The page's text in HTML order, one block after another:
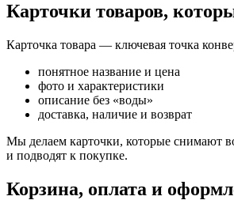
Карточки товаров,
Карточка товара — ключевая точка
понятное название и цена
фото и характеристики
описание без «воды»
доставка, наличие и возврат
Мы делаем карточки, которые снимают
и подводят к покупке.
Корзина, оплата и